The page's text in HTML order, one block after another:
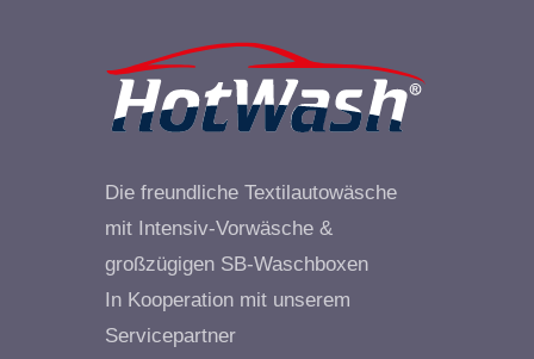
Die freundliche Textilautowäsche
mit Intensiv-Vorwäsche &
großzügigen SB-Waschboxen
In Kooperation mit unserem
Servicepartner